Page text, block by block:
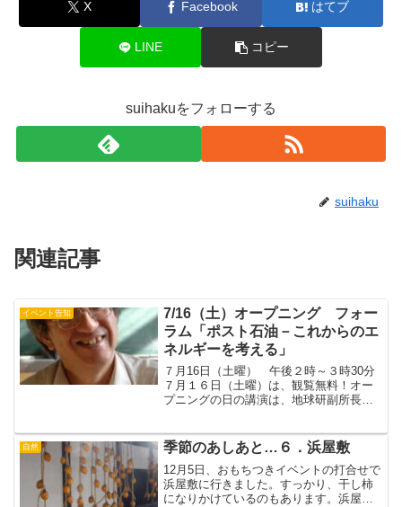
X Facebook はてブ
LINE コピー
suihakuをフォローする
suihaku
関連記事
イベント告知
7/16（土）オープニング フォー
ラム「ポスト石油－これからのエ
ネルギーを考える」
７月16日（土曜） 午後２時～３時30分
７月１６日（土曜）は、観覧無料！オー
プニングの日の講演は、地球研副所長の
す。もとは農学で、ＤＮＡによるイネの
系統論や縄文クリ栽培論...
自然 季節のあしあと…６．浜屋敷
12月5日、おもちつきイベントの打合せで
浜屋敷に行きました。すっかり、干し柿
になりかけているのもあります。浜屋敷